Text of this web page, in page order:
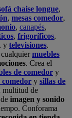
chaise longue,
, mesas comedor,
, canapés,
, frigoríficos,
, y televisiones.
cualquiermuebles
. Crea el
de comedor y
comedor y sillas de
multitud de
imagen y sonido
Conforama